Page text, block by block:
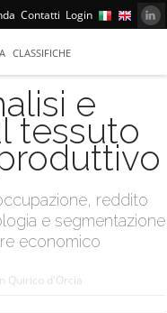
Contatti Login
CLASSIFICHE
e
tessuto
reddito
e segmentazione
economico
Quirico d'Orcia